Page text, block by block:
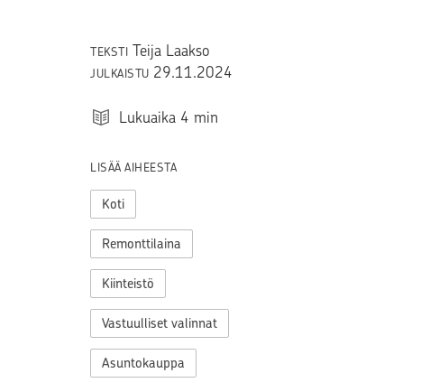
TEKSTI Teija Laakso
JULKAISTU 29.11.2024
Lukuaika 4 min
LISÄÄ AIHEESTA
Koti
Remonttilaina
Kiinteistö
Vastuulliset valinnat
Asuntokauppa